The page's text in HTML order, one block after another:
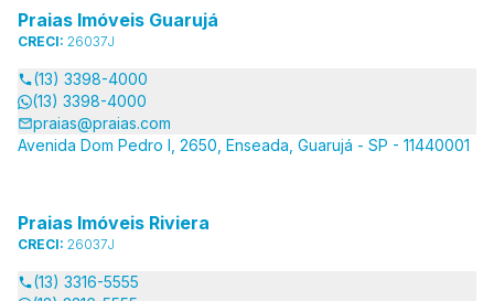
Praias Imóveis Guarujá
CRECI: 26037J
(13) 3398-4000
(13) 3398-4000
praias@praias.com
Avenida Dom Pedro I, 2650, Enseada, Guarujá - SP - 11440001
Praias Imóveis Riviera
CRECI: 26037J
(13) 3316-5555